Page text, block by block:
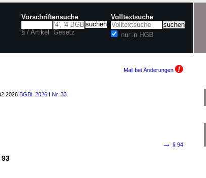
Vorschriftensuche
§ / Artikel Gesetz
Volltextsuche
nur in HGB
Mail bei Änderungen
BGBl. 2026 I Nr. 33
→ § 94
93